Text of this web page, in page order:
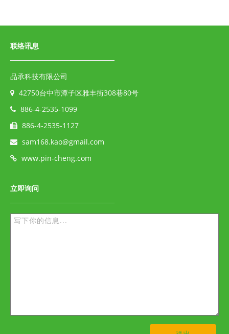
联络讯息
品承科技有限公司
42750台中市潭子区雅丰街308巷80号
886-4-2535-1099
886-4-2535-1127
sam168.kao@gmail.com
www.pin-cheng.com
立即询问